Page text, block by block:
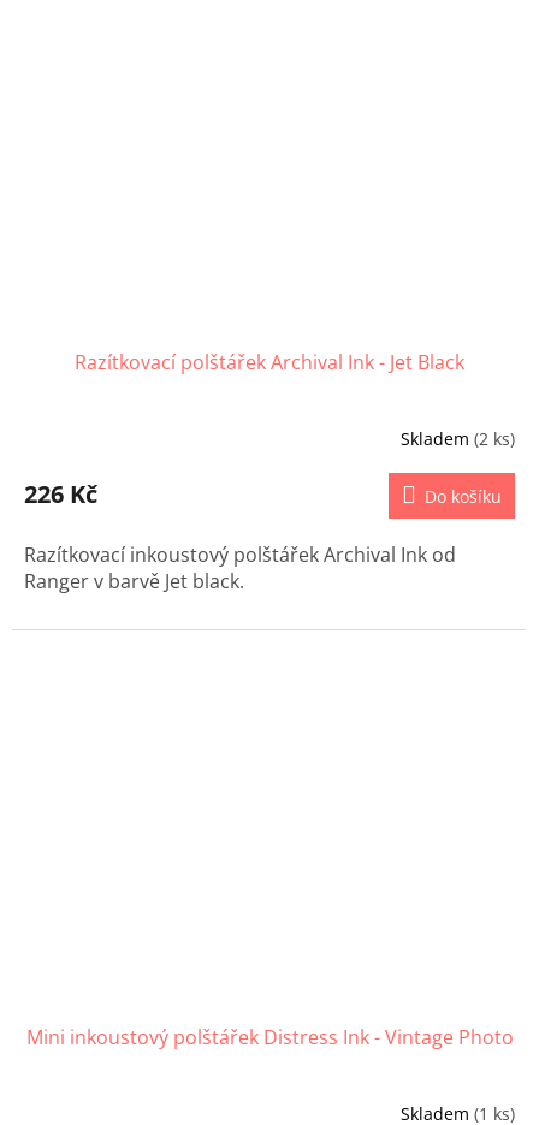
Razítkovací polštářek Archival Ink - Jet Black
Skladem (2 ks)
226 Kč Do košíku
Razítkovací inkoustový polštářek Archival Ink od
Ranger v barvě Jet black.
Mini inkoustový polštářek Distress Ink - Vintage Photo
Skladem (1 ks)